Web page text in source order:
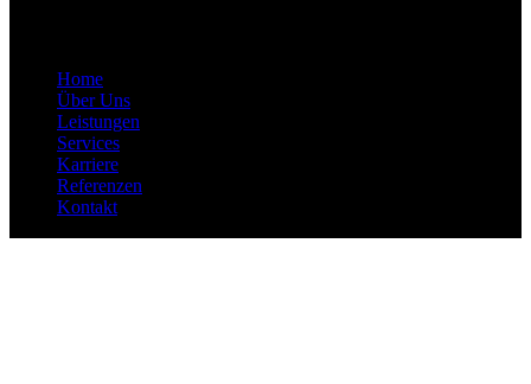
Home
Über Uns
Leistungen
Services
Karriere
Referenzen
Kontakt